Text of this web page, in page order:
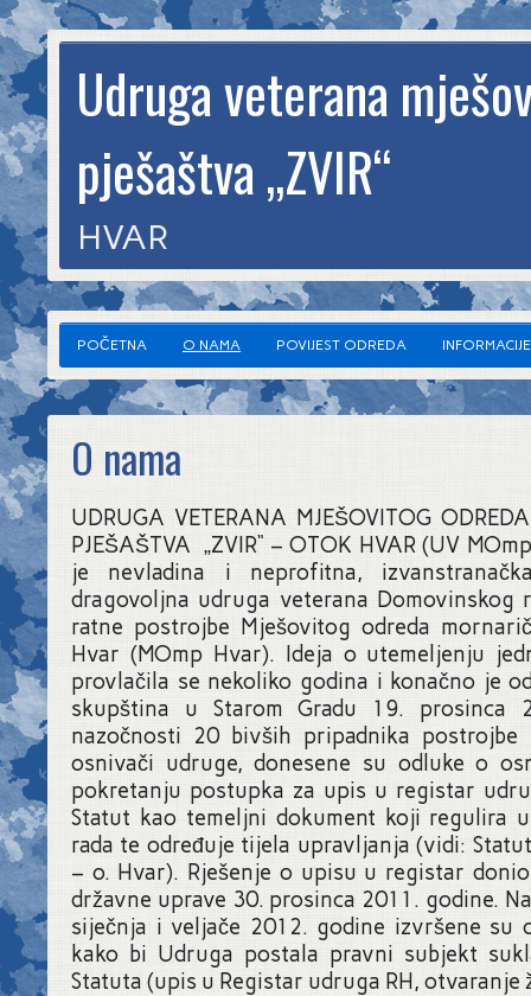
Udruga veterana
pješaštva „ZVIR“
HVAR
POČETNA O NAMA POVIJEST ODREDA
O nama
UDRUGA VETERANA MJEŠOVITOG
PJEŠAŠTVA „ZVIR“ – OTOK HVAR (UV
je nevladina i neprofitna,
dragovoljna udruga veterana Domovinskog
ratne postrojbe Mješovitog odreda
Hvar (MOmp Hvar). Ideja o utemeljenju
provlačila se nekoliko godina i konačno je
skupština u Starom Gradu 19. prosinca
nazočnosti 20 bivših pripadnika
osnivači udruge, donesene su odluke o
pokretanju postupka za upis u registar
Statut kao temeljni dokument koji regulira
rada te određuje tijela upravljanja (vidi:
– o. Hvar). Rješenje o upisu u registar
državne uprave 30. prosinca 2011. godine.
siječnja i veljače 2012. godine izvršene su
kako bi Udruga postala pravni subjekt
Statuta (upis u Registar udruga RH, otvaranje